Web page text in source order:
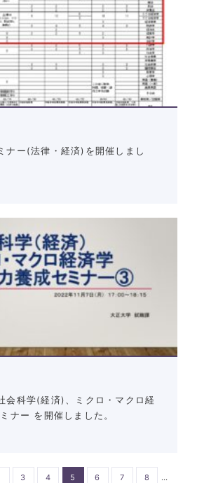
ー(法律・経済)を開催しまし
科学(経済)、ミクロ・マクロ経
ナー を開催しました。
3 4 5 6 7 8 …